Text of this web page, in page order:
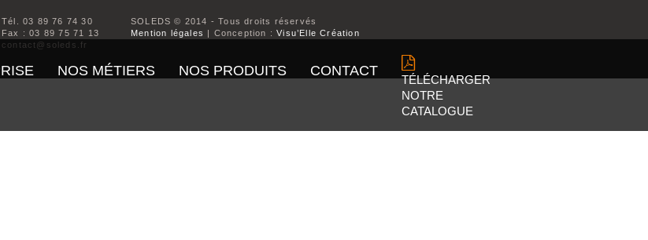
NOS MÉTIERS NOS PRODUITS CONTACT
TÉLÉCHARGER
NOTRE
CATALOGUE
Tél. 03 89 76 74 30
Fax : 03 89 75 71 13
contact@soleds.fr
SOLEDS © 2014 - Tous droits réservés
Mention légales | Conception :Visu’Elle Création